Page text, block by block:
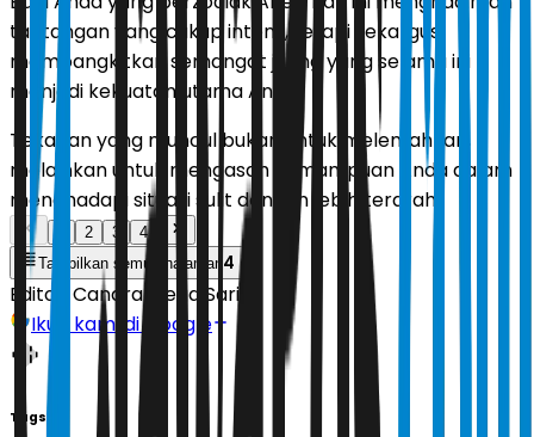
tantangan yang cukup intens, tetapi sekaligus
membangkitkan semangat juang yang selama ini
menjadi kekuatan utama Anda.
Tekanan yang muncul bukan untuk melemahkan,
melainkan untuk mengasah kemampuan Anda dalam
menghadapi situasi sulit dengan lebih terarah.
2 3
4
Tampilkan semua halaman 4
Editor: Candra Mega Sari
Ikuti kami di Google
Tags